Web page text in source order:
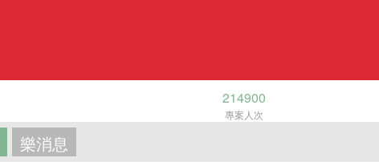
214900
專案人次
樂消息